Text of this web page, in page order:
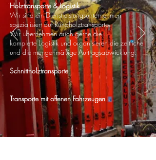
Holztransporte & Logistik
Wir sind einDienstleistungsunternehmen
spezialisiert auf Rundholztransporte.
Wir übernehmen auch gerne die
komplette Logistik und organisieren die zeitliche
und die mengenmäßige Auftragsabwicklung.
Schnittholztransporte
Transporte mit offenen Fahrzeugen